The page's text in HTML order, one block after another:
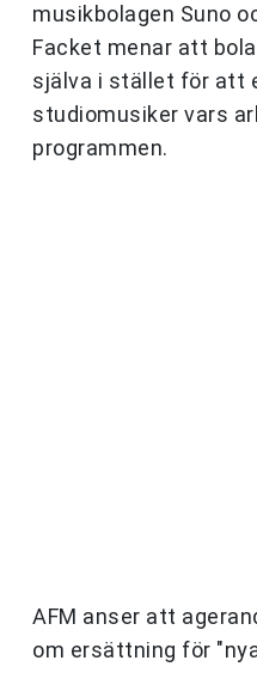
musikbolagen Suno
Facket menar att
själva i stället för att
studiomusiker vars
programmen.
AFM anser att
om ersättning för